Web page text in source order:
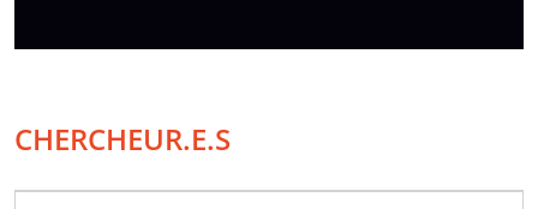
CHERCHEUR.E.S